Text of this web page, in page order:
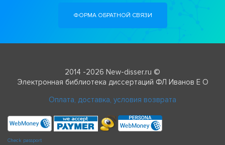
ФОРМА ОБРАТНОЙ СВЯЗИ
2014 -2026 New-disser.ru ©
Электронная библиотека диссертаций ФЛ Иванов Е О
Оплата, доставка, условия возврата
Check passport